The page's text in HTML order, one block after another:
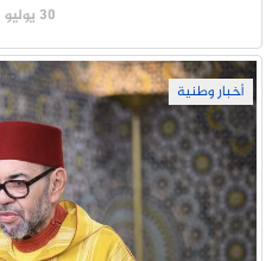
30 يوليو 2026
أخبار وطنية